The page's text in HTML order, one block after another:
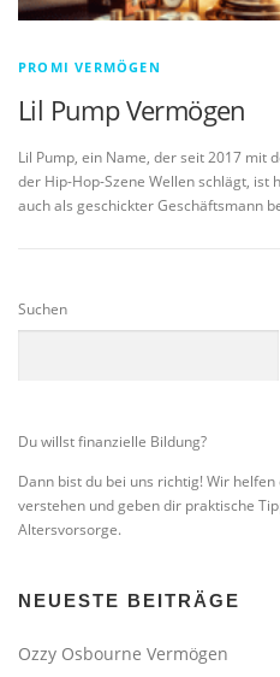
PROMI VERMÖGEN
Lil Pump Vermögen
Lil Pump, ein Name, der seit 2017 mit
der Hip-Hop-Szene Wellen schlägt, ist
auch als geschickter Geschäftsmann
Suchen
Du willst finanzielle Bildung?
Dann bist du bei uns richtig! Wir
verstehen und geben dir praktische
Altersvorsorge.
NEUESTE BEITRÄGE
Ozzy Osbourne Vermögen